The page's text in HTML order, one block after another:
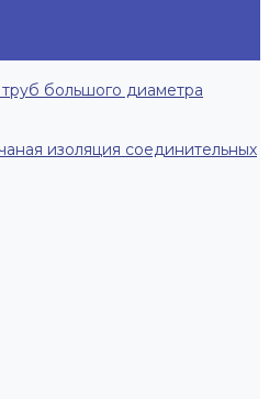
большого диаметра
изоляция соединительных